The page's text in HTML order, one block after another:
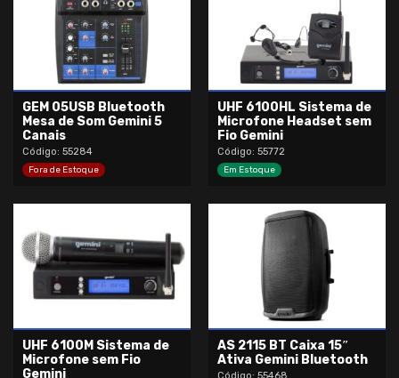
GEM 05USB Bluetooth
Mesa de Som Gemini 5
Canais
Código: 55284
Fora de Estoque
UHF 6100HL Sistema de
Microfone Headset sem
Fio Gemini
Código: 55772
Em Estoque
UHF 6100M Sistema de
Microfone sem Fio
Gemini
AS 2115 BT Caixa 15″
Ativa Gemini Bluetooth